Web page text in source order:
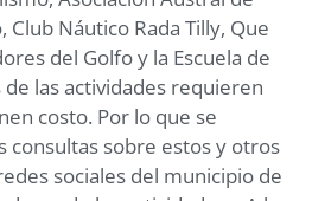
Náutico Rada Tilly, Que
del Golfo y la Escuela de
las actividades requieren
costo. Por lo que se
consultas sobre estos y otros
sociales del municipio de